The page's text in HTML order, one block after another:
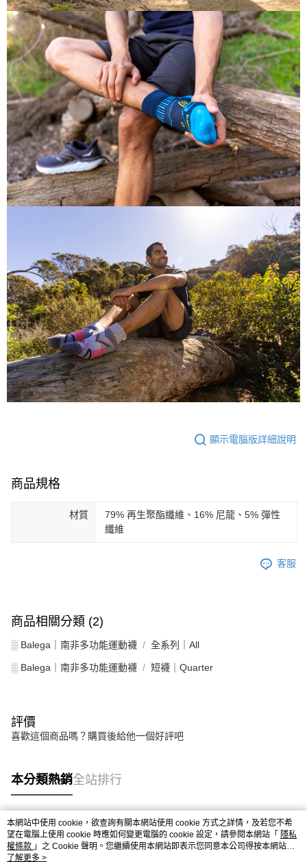
顯示電腦版詳細說明
商品規格
材質
79% 再生聚酯纖維、16% 尼龍、5% 彈性
纖維
客服
商品相關分類 (2)
░ Balega｜南非多功能運動襪 全系列｜All
░ Balega｜南非多功能運動襪 短襪｜Quarter
評價
喜歡這個商品嗎？購買後給他一個好評吧
本分類熱銷全站排行
熱門標籤
本網站中使用 cookie，欲查詢有關本網站使用 cookie 方式之詳情，及若您不希
望在電腦上使用 cookie 時應如何變更電腦的 cookie 設定，請參閱本網站「 隱私
權條款 」之 Cookie 聲明。您繼續使用本網站即表示您同意本公司得按本網站使
用條款之 Cookie 聲明使用 cookie。
了解更多 >